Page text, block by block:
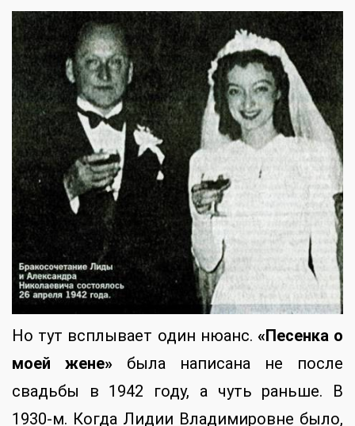
Но тут всплывает один нюанс. «Песенка о
моей жене» была написана не после
свадьбы в 1942 году, а чуть раньше. В
1930-м. Когда Лидии Владимировне было,